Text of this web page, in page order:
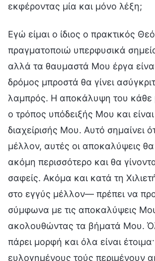
εκφέροντας μία και μόνο λέξη;
Εγώ είμαι ο ίδιος ο πρακτικός
πραγματοποιώ υπερφυσικά
αλλά τα θαυμαστά Μου έργα
δρόμος μπροστά θα γίνει
λαμπρός. Η αποκάλυψη του κάθε
ο τρόπος υπόδειξής Μου και
διαχείρισής Μου. Αυτό σημαίνει
μέλλον, αυτές οι αποκαλύψεις
ακόμη περισσότερο και θα
σαφείς. Ακόμα και κατά τη
στο εγγύς μέλλον— πρέπει να
σύμφωνα με τις αποκαλύψεις
ακολουθώντας τα βήματά Μου.
πάρει μορφή και όλα είναι
ευλογημένους τούς περιμένουν